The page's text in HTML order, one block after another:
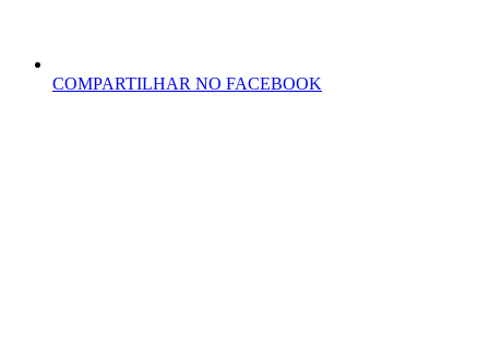
COMPARTILHAR NO FACEBOOK